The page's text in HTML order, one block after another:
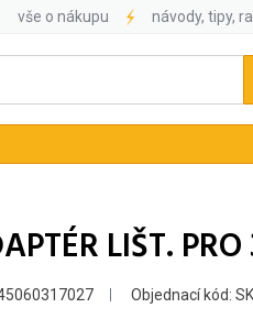
vše o nákupu návody, tipy,
LIŠT. PRO
Objednací kód: